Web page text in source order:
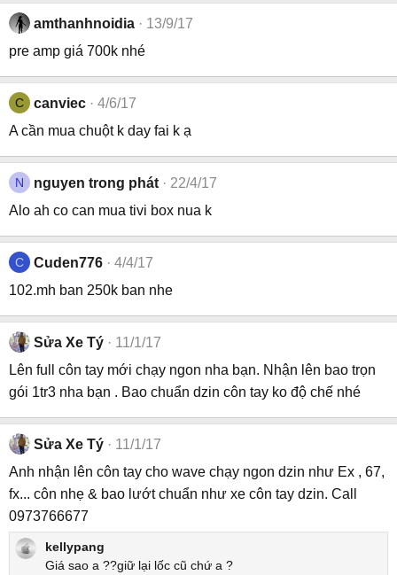
amthanhnoidia
13/9/17
pre amp giá 700k nhé
C canviec
4/6/17
A cần mua chuột k day fai k ạ
N nguyen trong phát
22/4/17
Alo ah co can mua tivi box nua k
C Cuden776
4/4/17
102.mh ban 250k ban nhe
Sửa Xe Tý
11/1/17
Lên full côn tay mới chạy ngon nha bạn. Nhận lên bao trọn
gói 1tr3 nha bạn . Bao chuẩn dzin côn tay ko độ chế nhé
Sửa Xe Tý
11/1/17
Anh nhận lên côn tay cho wave chạy ngon dzin như Ex , 67,
fx... côn nhẹ & bao lướt chuẩn như xe côn tay dzin. Call
0973766677
kellypang
Giá sao a ??giữ lại lốc cũ chứ a ?